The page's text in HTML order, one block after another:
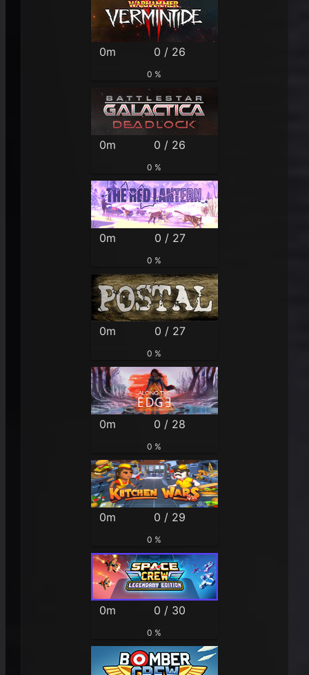
0m 0 / 26
0 %
0m 0 / 26
0 %
0m 0 / 27
0 %
0m 0 / 27
0 %
0m 0 / 28
0 %
0m 0 / 29
0 %
0m 0 / 30
0 %